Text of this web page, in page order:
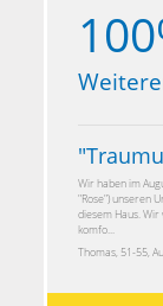
"
Wir haben im
"Rose") unseren
diesem Haus.
komfo...
Thomas, 51-55,